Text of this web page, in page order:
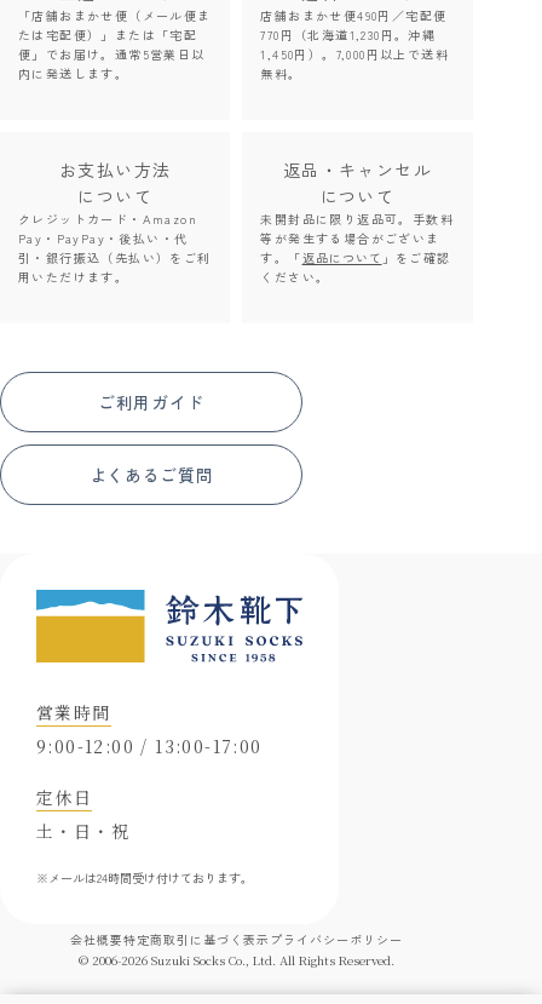
「店舗おまかせ便（メール便ま
たは宅配便）」または「宅配
便」でお届け。通常5営業日以
内に発送します。
店舗おまかせ便490円／宅配便
770円（北海道1,230円。沖縄
1,450円）。7,000円以上で送料
無料。
お支払い方法
について
クレジットカード・Amazon
Pay・PayPay・後払い・代
引・銀行振込（先払い）をご利
用いただけます。
返品・キャンセル
について
未開封品に限り返品可。手数料
等が発生する場合がございま
す。「返品について 」をご確認
ください。
ご利用ガイド
よくあるご質問
営業時間
9:00-12:00 / 13:00-17:00
定休日
土・日・祝
※メールは24時間受け付けております。
© 2006-2026Suzuki Socks Co., Ltd. All Rights Reserved.
会社概要特定商取引に基づく表示 プライバシーポリシー